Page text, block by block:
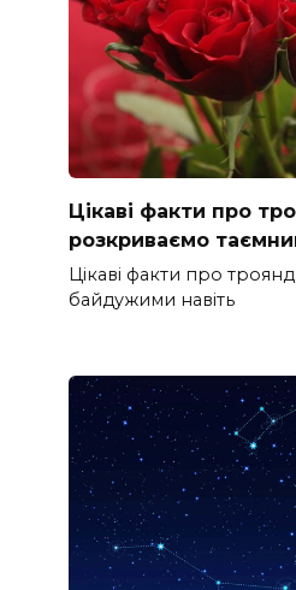
Цікаві факти про
розкриваємо
Цікаві факти про
байдужими навіть